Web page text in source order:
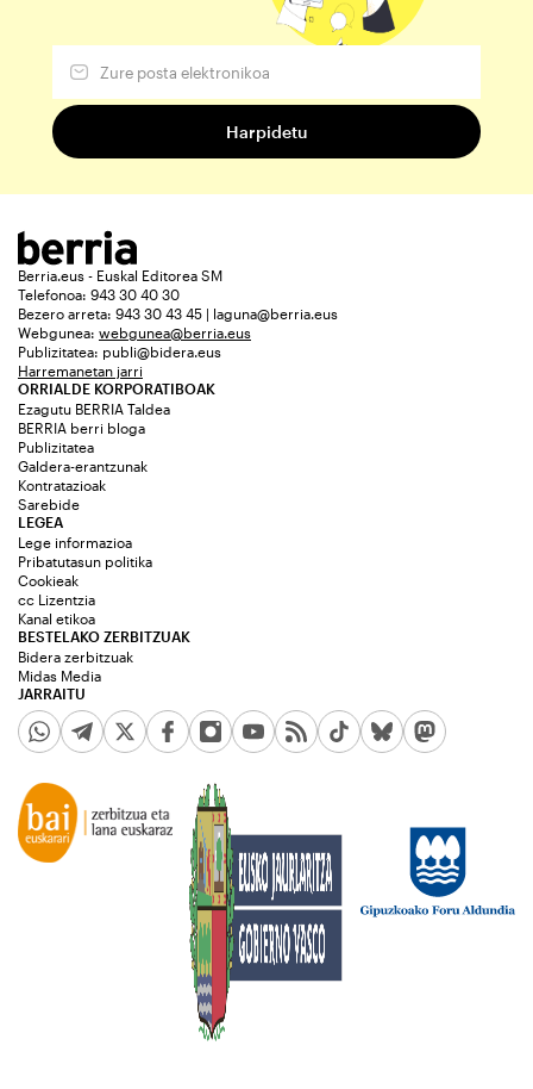
Berria.eus - Euskal Editorea SM
Telefonoa: 943 30 40 30
Bezero arreta: 943 30 43 45 | laguna@berria.eus
Webgunea: webgunea@berria.eus
Publizitatea: publi@bidera.eus
Harremanetan jarri
ORRIALDE KORPORATIBOAK
Ezagutu BERRIA Taldea
BERRIA berri bloga
Publizitatea
Galdera-erantzunak
Kontratazioak
Sarebide
JARRAITU
LEGEA
Lege informazioa
Pribatutasun politika
Cookieak
cc Lizentzia
Kanal etikoa
BESTELAKO ZERBITZUAK
Bidera zerbitzuak
Midas Media